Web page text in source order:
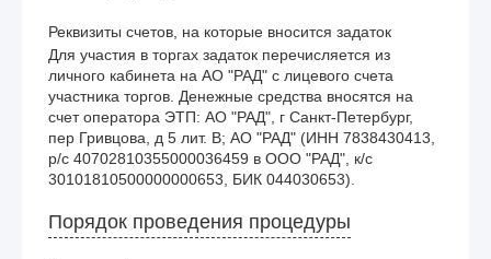
Реквизиты счетов, на которые вносится задаток
Для участия в торгах задаток перечисляется из
личного кабинета на АО "РАД" с лицевого счета
участника торгов. Денежные средства вносятся на
счет оператора ЭТП: АО "РАД", г Санкт-Петербург,
пер Гривцова, д 5 лит. В; АО "РАД" (ИНН 7838430413,
р/с 40702810355000036459 в ООО "РАД", к/с
30101810500000000653, БИК 044030653).
Порядок проведения процедуры